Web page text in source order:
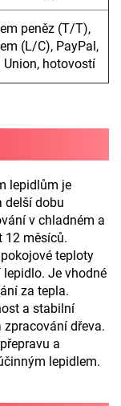
peněz (T/T),
(L/C), PayPal,
Union, hotovostí
lepidlům je
delší dobu
v chladném a
12 měsíců.
teploty
Je vhodné
za tepla.
a stabilní
dřeva.
a
lepidlem.